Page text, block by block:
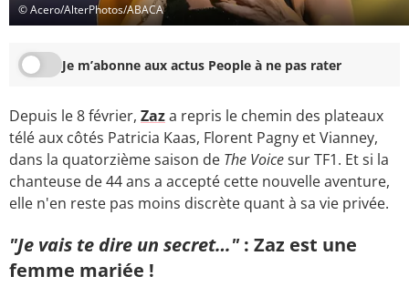
© Acero/AlterPhotos/ABACA
Je m’abonne aux actus People à ne pas rater
Depuis le 8 février, Zaza repris le chemin des plateaux
télé aux côtés Patricia Kaas, Florent Pagny et Vianney,
dans la quatorzième saison de The Voicesur TF1. Et si la
chanteuse de 44 ans a accepté cette nouvelle aventure,
elle n'en reste pas moins discrète quant à sa vie privée.
"Je vais te dire un secret…": Zaz est une
femme mariée !